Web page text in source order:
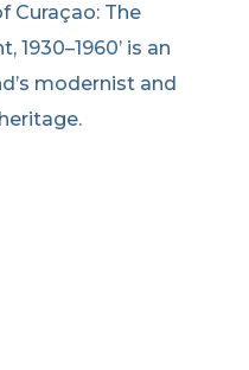
Curaçao: The
is an
modernist and